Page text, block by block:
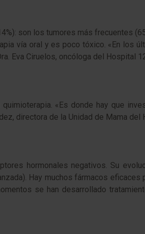
son los tumores más frecuentes
vía oral y es poco tóxico. «En los
Eva Ciruelos, oncóloga del Hospital
«Es donde hay que
directora de la Unidad de Mama
hormonales negativos. Su
Hay muchos fármacos
se han desarrollado